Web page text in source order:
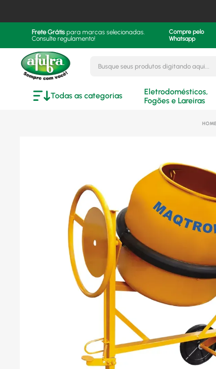
Frete Grátis para marcas selecionadas.
Consulte regulamento!
Compre pelo
Whatsapp
Todas as categorias
Eletrodomésticos,
Fogões e Lareiras